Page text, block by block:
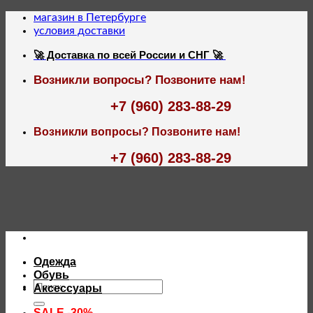
Skip
магазин в Петербурге
условия доставки
🚀 Доставка по всей России и СНГ 🚀
Возникли вопросы? Позвоните нам!
+7 (960) 283-88-29
Возникли вопросы? Позвоните нам!
+7 (960) 283-88-29
Искать:
Одежда
Обувь
Аксессуары